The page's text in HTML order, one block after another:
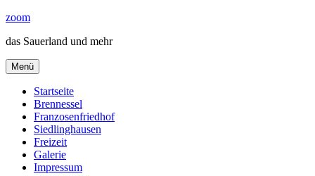
Zum
springen
zoom
das Sauerland und mehr
Menü
Startseite
Brennessel
Franzosenfriedhof
Siedlinghausen
Freizeit
Galerie
Impressum